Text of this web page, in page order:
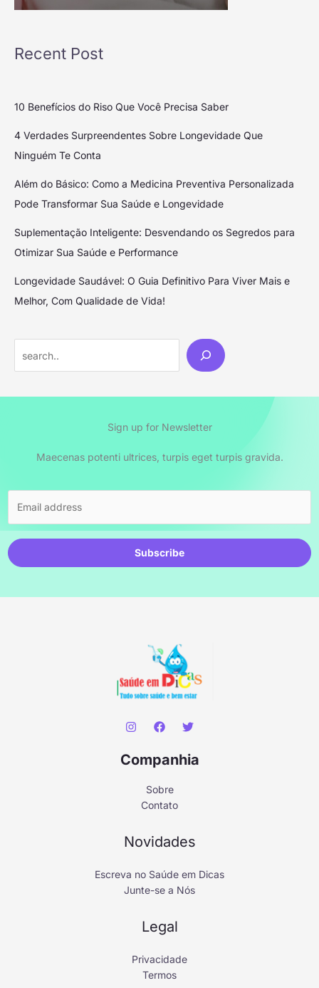
Recent Post
10 Benefícios do Riso Que Você Precisa Saber
4 Verdades Surpreendentes Sobre Longevidade Que
Ninguém Te Conta
Além do Básico: Como a Medicina Preventiva Personalizada
Pode Transformar Sua Saúde e Longevidade
Suplementação Inteligente: Desvendando os Segredos para
Otimizar Sua Saúde e Performance
Longevidade Saudável: O Guia Definitivo Para Viver Mais e
Melhor, Com Qualidade de Vida!
Sign up for Newsletter
Maecenas potenti ultrices, turpis eget turpis gravida.
Subscribe
Companhia
Sobre
Contato
Novidades
Escreva no Saúde em Dicas
Junte-se a Nós
Legal
Privacidade
Termos